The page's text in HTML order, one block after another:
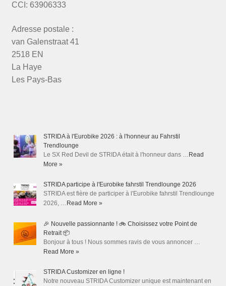
CCI: 63906333
Adresse postale :
van Galenstraat 41
2518 EN
La Haye
Les Pays-Bas
STRIDA à l'Eurobike 2026 : à l'honneur au Fahrstil
Trendlounge
Le SX Red Devil de STRIDA était à l'honneur dans … Read
More »
STRIDA participe à l'Eurobike fahrstil Trendlounge 2026
STRIDA est fière de participer à l'Eurobike fahrstil Trendlounge
2026, … Read More »
🎉 Nouvelle passionnante ! 🚲 Choisissez votre Point de
Retrait 📦
Bonjour à tous ! Nous sommes ravis de vous annoncer …
Read More »
STRIDA Customizer en ligne !
Notre nouveau STRIDA Customizer unique est maintenant en